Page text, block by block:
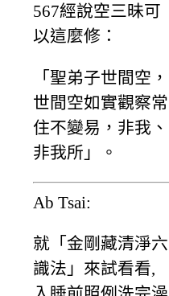
567經說空三昧可
以這麼修：
「聖弟子世間空，
世間空如實觀察常
住不變易，非我、
非我所」。
Ab Tsai:
就「金剛藏清淨六
識法」來試看看,